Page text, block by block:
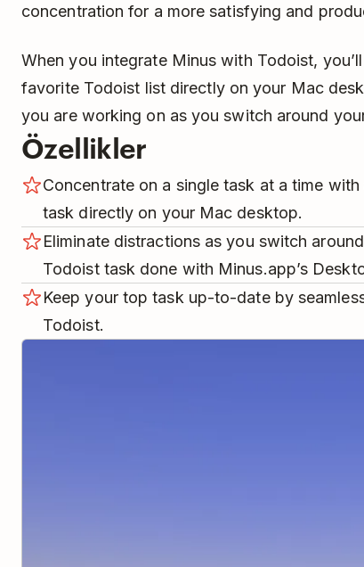
concentration for a more satisfying and
When you integrate Minus with Todoist,
favorite Todoist list directly on your Mac
you are working on as you switch around
Özellikler
Concentrate on a single task at a time
task directly on your Mac desktop.
Eliminate distractions as you switch
Todoist task done with Minus.app’s
Keep your top task up-to-date by
Todoist.